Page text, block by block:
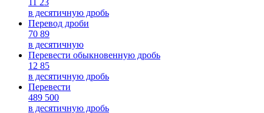
в десятичную дробь
Перевод дроби
70 89
в десятичную
Перевести обыкновенную дробь
12 85
в десятичную дробь
Перевести
489 500
в десятичную дробь